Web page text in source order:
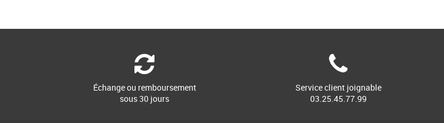
Échange ou remboursement
sous 30 jours
Service client joignable
03.25.45.77.99